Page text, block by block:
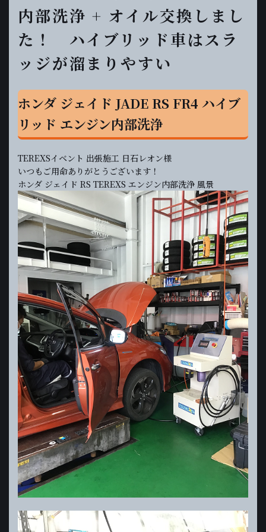
内部洗浄 + オイル交換しまし
た！ ハイブリッド車はスラ
ッジが溜まりやすい
ホンダ ジェイド JADE RS FR4 ハイブ
リッド エンジン内部洗浄
TEREXSイベント 出張施工 日石レオン様
いつもご用命ありがとうございます！
ホンダ ジェイド RS TEREXS エンジン内部洗浄 風景